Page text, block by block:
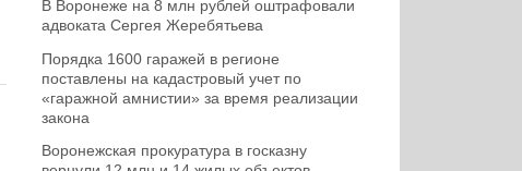
В Воронеже на 8 млн рублей оштрафовали
адвоката Сергея Жеребятьева
Порядка 1600 гаражей в регионе
поставлены на кадастровый учет по
«гаражной амнистии» за время реализации
закона
Воронежская прокуратура в госказну